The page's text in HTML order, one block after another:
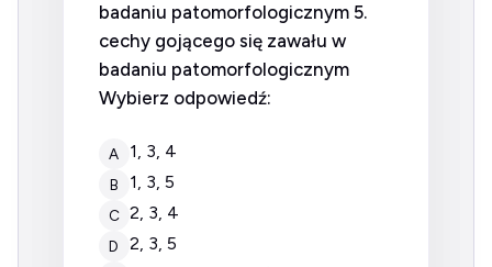
badaniu patomorfologicznym 5.
cechy gojącego się zawału w
badaniu patomorfologicznym
Wybierz odpowiedź:
A 1, 3, 4
B 1, 3, 5
C 2, 3, 4
D 2, 3, 5